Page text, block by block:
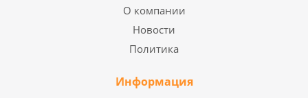
О компании
Новости
Политика
Информация